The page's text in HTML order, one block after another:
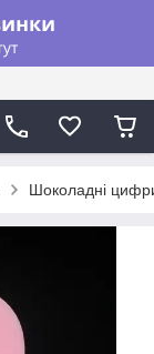
Шоколадні